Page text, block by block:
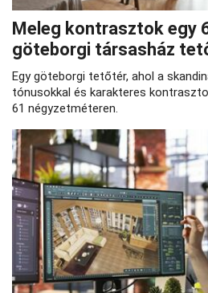
Meleg kontrasztok egy
göteborgi társasház
Egy göteborgi tetőtér, ahol a
tónusokkal és karakteres
61 négyzetméteren.